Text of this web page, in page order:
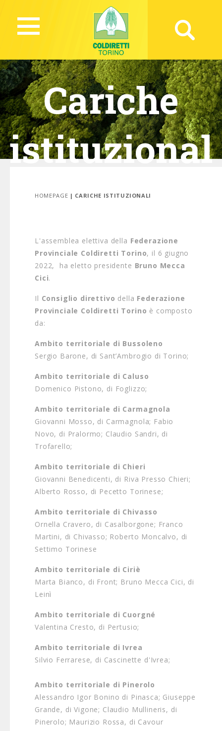
Cariche
istituzional
i
HOMEPAGE | CARICHE ISTITUZIONALI
L'assemblea elettiva della Federazione
Provinciale Coldiretti Torino, il 6 giugno
2022, ha eletto presidente Bruno Mecca
Cici.
Il Consiglio direttivo della Federazione
Provinciale Coldiretti Torino è composto
da:
Ambito territoriale di Bussoleno
Sergio Barone, di Sant’Ambrogio di Torino;
Ambito territoriale di Caluso
Domenico Pistono, di Foglizzo;
Ambito territoriale di Carmagnola
Giovanni Mosso, di Carmagnola; Fabio
Novo, di Pralormo; Claudio Sandri, di
Trofarello;
Ambito territoriale di Chieri
Giovanni Benedicenti, di Riva Presso Chieri;
Alberto Rosso, di Pecetto Torinese;
Ambito territoriale di Chivasso
Ornella Cravero, di Casalborgone; Franco
Martini, di Chivasso; Roberto Moncalvo, di
Settimo Torinese
Ambito territoriale di Ciriè
Marta Bianco, di Front; Bruno Mecca Cici, di
Leinì
Ambito territoriale di Cuorgné
Valentina Cresto, di Pertusio;
Ambito territoriale di Ivrea
Silvio Ferrarese, di Cascinette d'Ivrea;
Ambito territoriale di Pinerolo
Alessandro Igor Bonino di Pinasca; Giuseppe
Grande, di Vigone; Claudio Mullineris, di
Pinerolo; Maurizio Rossa, di Cavour